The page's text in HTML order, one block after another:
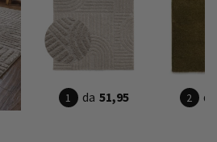
da 51,95 da